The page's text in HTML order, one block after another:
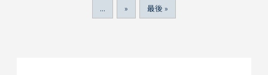
... » 最後 »